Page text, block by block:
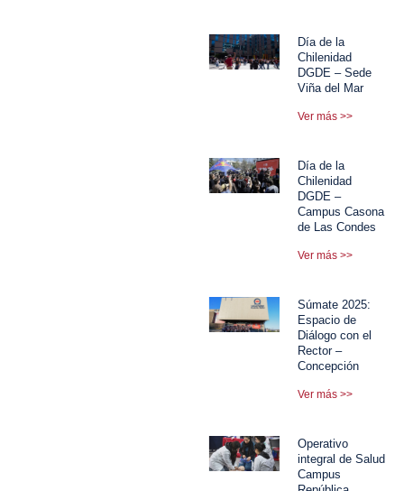
Día de la
Chilenidad
DGDE – Sede
Viña del Mar
Ver más >>
Día de la
Chilenidad
DGDE –
Campus Casona
de Las Condes
Ver más >>
Súmate 2025:
Espacio de
Diálogo con el
Rector –
Concepción
Ver más >>
Operativo
integral de Salud
Campus